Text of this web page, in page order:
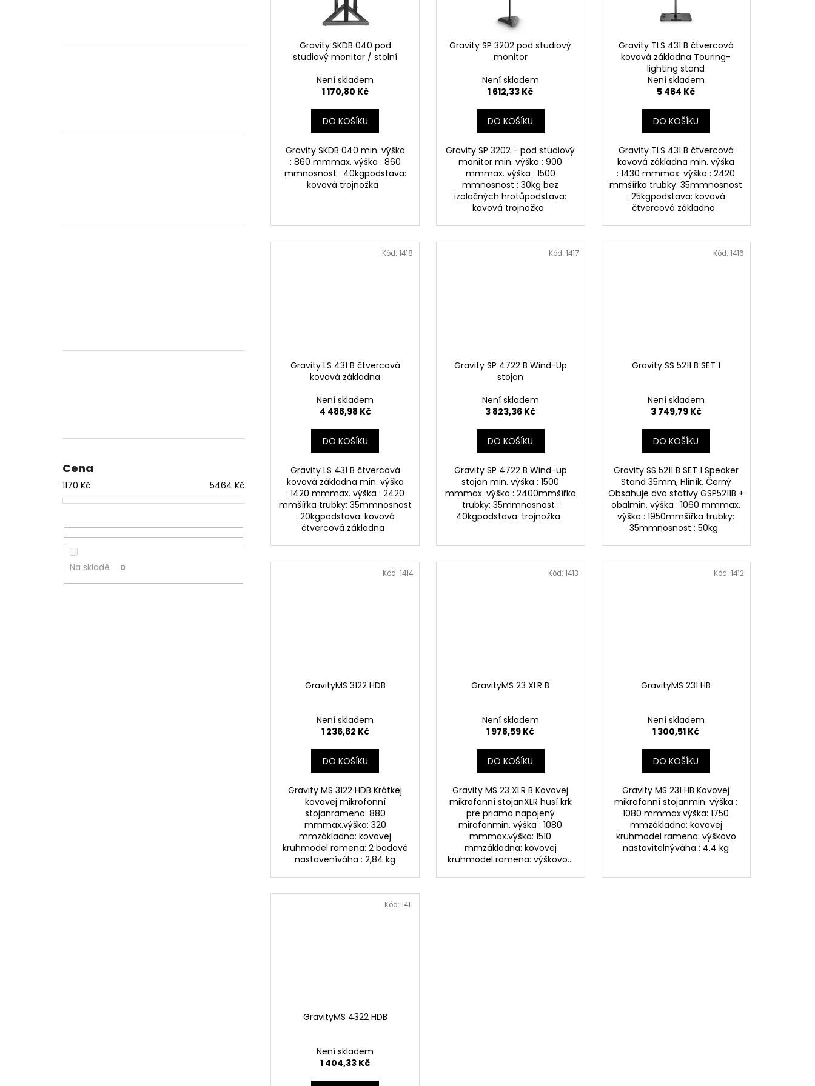
Cena
1170 Kč 5464 Kč
Na skladě 0
Gravity SKDB 040 pod
studiový monitor / stolní
Není skladem
1 170,80 Kč
DO KOŠÍKU
Gravity SKDB 040 min. výška
: 860 mmmax. výška : 860
mmnosnost : 40kgpodstava:
kovová trojnožka
Gravity SP 3202 pod studiový
monitor
Není skladem
1 612,33 Kč
DO KOŠÍKU
Gravity SP 3202 - pod studiový
monitor min. výška : 900
mmmax. výška : 1500
mmnosnost : 30kg bez
izolačných hrotůpodstava:
kovová trojnožka
Gravity TLS 431 B čtvercová
kovová základna Touring-
lighting stand
Není skladem
5 464 Kč
DO KOŠÍKU
Gravity TLS 431 B čtvercová
kovová základna min. výška
: 1430 mmmax. výška : 2420
mmšířka trubky: 35mmnosnost
: 25kgpodstava: kovová
čtvercová základna
Gravity LS 431 B čtvercová
kovová základna
Není skladem
4 488,98 Kč
DO KOŠÍKU
Gravity LS 431 B čtvercová
kovová základna min. výška
: 1420 mmmax. výška : 2420
mmšířka trubky: 35mmnosnost
: 20kgpodstava: kovová
čtvercová základna
Kód:1418
Gravity SP 4722 B Wind-Up
stojan
Není skladem
3 823,36 Kč
DO KOŠÍKU
Gravity SP 4722 B Wind-up
stojan min. výška : 1500
mmmax. výška : 2400mmšířka
trubky: 35mmnosnost :
40kgpodstava: trojnožka
Kód: 1417
Gravity SS 5211 B SET 1
Není skladem
3 749,79 Kč
DO KOŠÍKU
Gravity SS 5211 B SET 1 Speaker
Stand 35mm, Hliník, Černý
Obsahuje dva stativy GSP5211B +
obalmin. výška : 1060 mmmax.
výška : 1950mmšířka trubky:
35mmnosnost : 50kg
Kód: 1416
GravityMS 3122 HDB
Není skladem
1 236,62 Kč
DO KOŠÍKU
Gravity MS 3122 HDB Krátkej
kovovej mikrofonní
stojanrameno: 880
mmmax.výška: 320
mmzákladna: kovovej
kruhmodel ramena: 2 bodové
nastaveníváha : 2,84 kg
Kód:1414
GravityMS 23 XLR B
Není skladem
1 978,59 Kč
DO KOŠÍKU
Gravity MS 23 XLR B Kovovej
mikrofonní stojanXLR husí krk
pre priamo napojený
mirofonmin. výška : 1080
mmmax.výška: 1510
mmzákladna: kovovej
kruhmodel ramena: výškovo...
Kód: 1413
GravityMS 231 HB
Není skladem
1 300,51 Kč
DO KOŠÍKU
Gravity MS 231 HB Kovovej
mikrofonní stojanmin. výška :
1080 mmmax.výška: 1750
mmzákladna: kovovej
kruhmodel ramena: výškovo
nastavitelnýváha : 4,4 kg
Kód: 1412
GravityMS 4322 HDB
Není skladem
1 404,33 Kč
Kód:1411